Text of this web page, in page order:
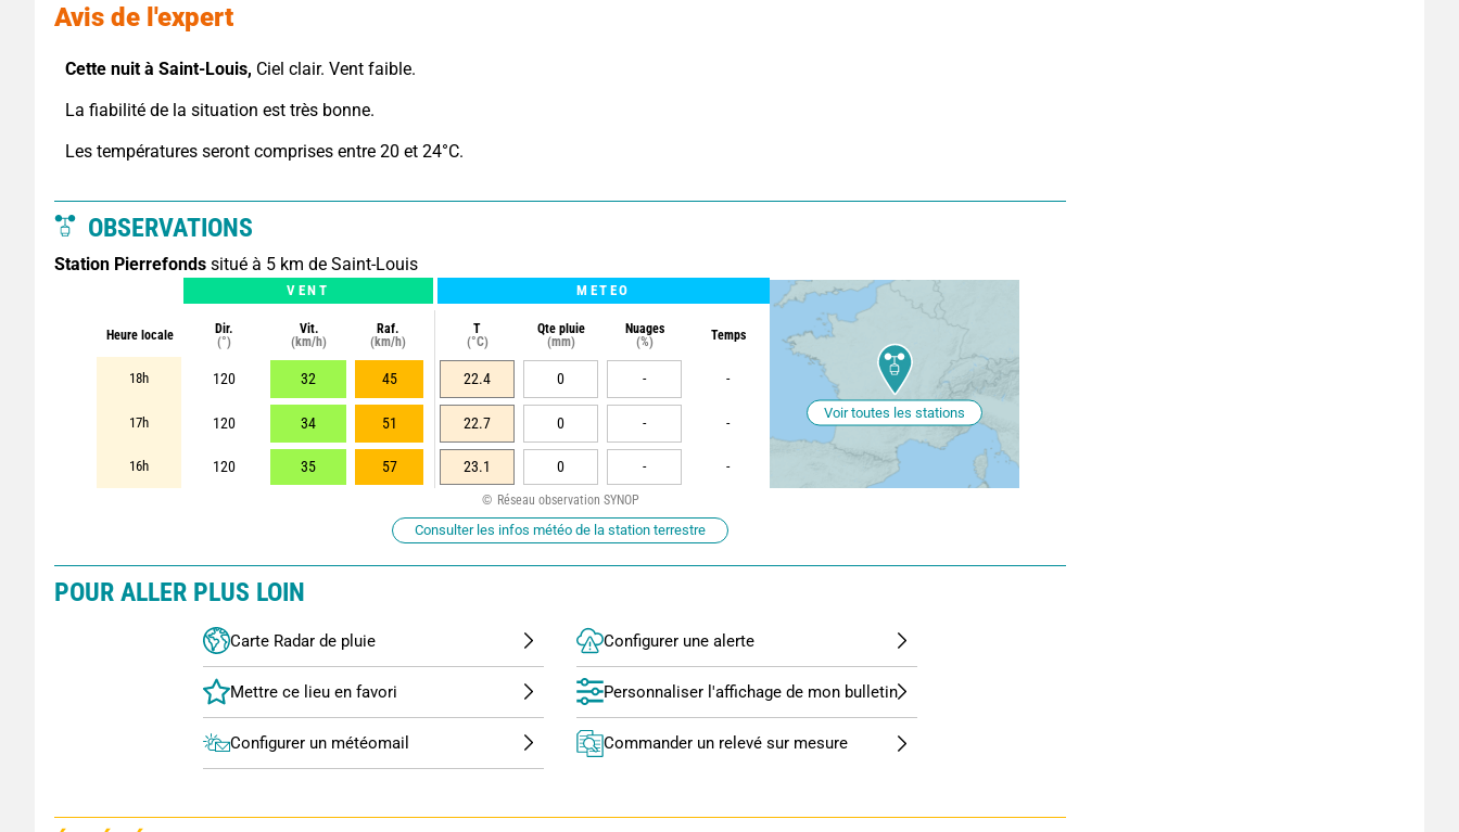
Avis de l'expert
Cette nuit à Saint-Louis, Ciel clair. Vent faible.
La fiabilité de la situation est très bonne.
Les températures seront comprises entre 20 et 24°C.
OBSERVATIONS
Station Pierrefonds situé à 5 km de Saint-Louis
VENT METEO
Heure locale
Dir.
(°)
Vit.
(km/h)
Raf.
(km/h)
T
(°C)
Qte pluie
(mm)
Nuages
(%)
Temps
18h 120 32 45 22.4 0 - -
17h 120 34 51 22.7 0 - -
16h 120 35 57 23.1 0 - -
Voir toutes les stations
Réseau observation SYNOP
Consulter les infos météo de la station terrestre
POUR ALLER PLUS LOIN
Carte Radar de pluie
Configurer un météomail
Configurer une alerte
Personnaliser l'affichage de mon bulletin
Commander un relevé sur mesure